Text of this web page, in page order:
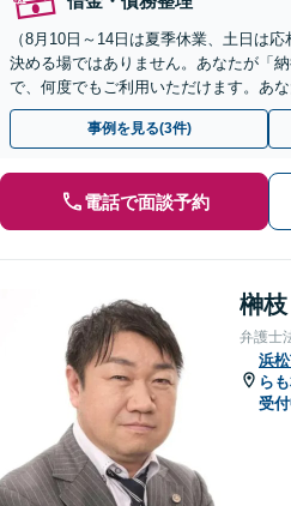
（8月10日～14日は夏季休業、土日は
決める場ではありません。あなたが「
で、何度でもご利用いただけます。あ
決してありません。どうぞ、ご安心く
事例を見る(3件)
電話で面談予約
榊
弁護士
浜
ら
受